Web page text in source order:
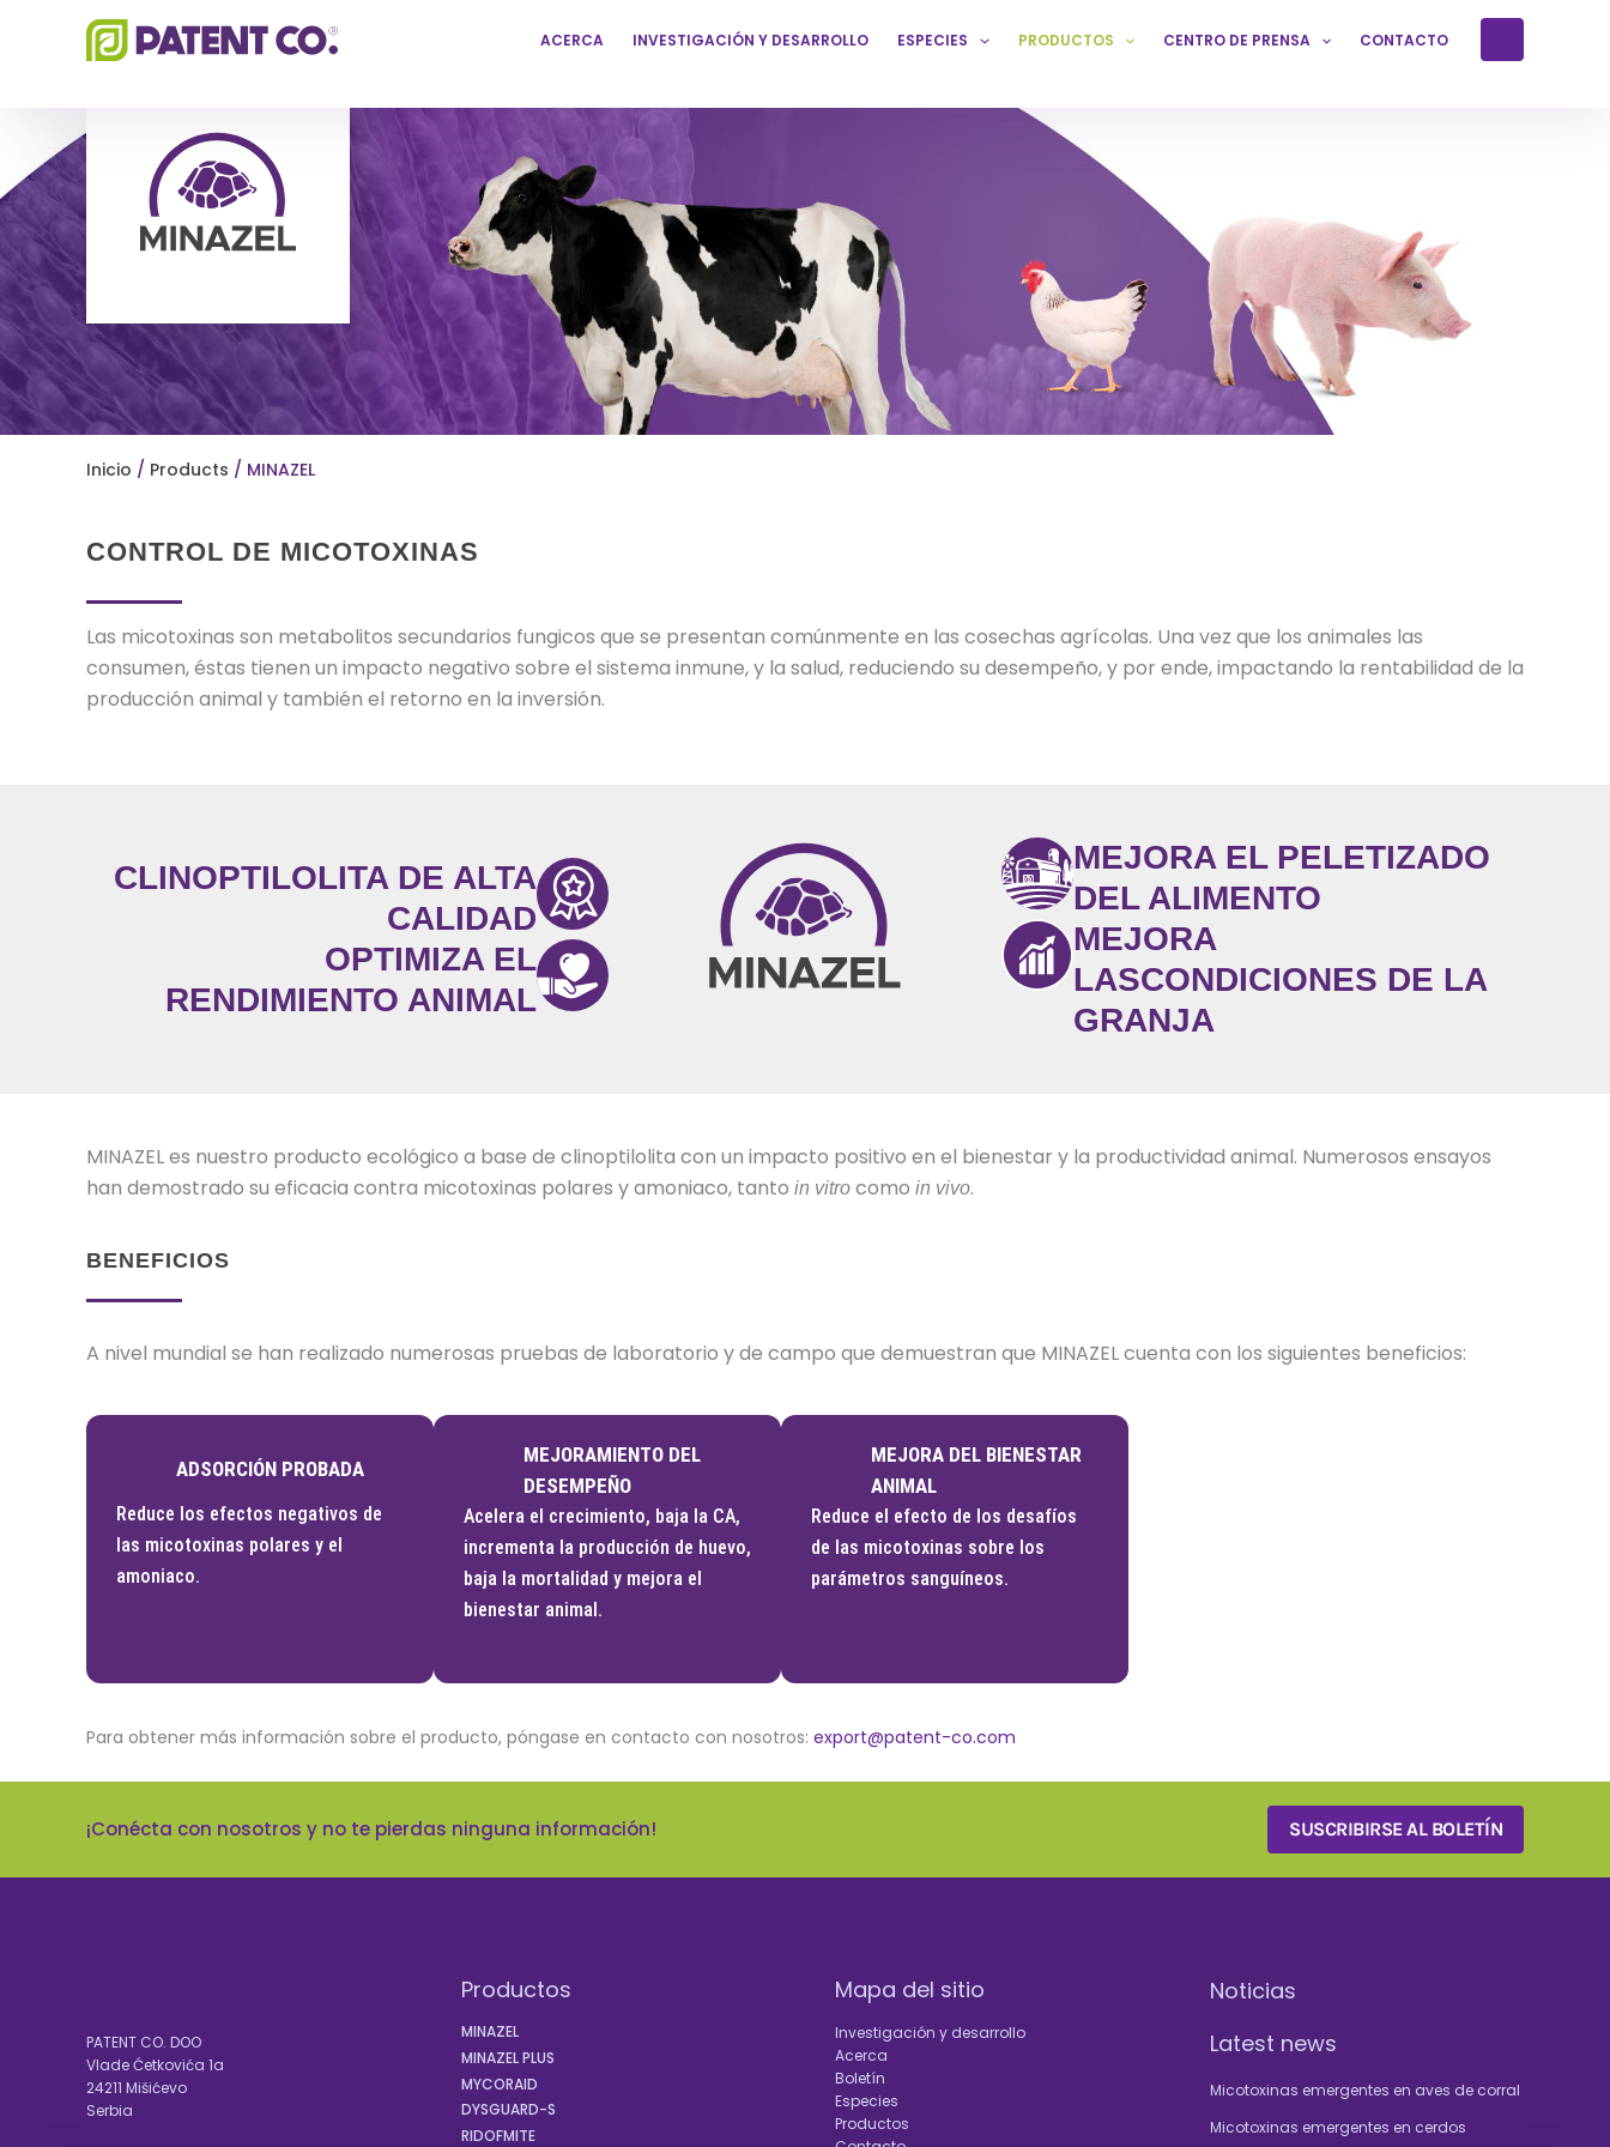
ACERCA INVESTIGACIÓN Y DESARROLLO ESPECIES PRODUCTOS CENTRO DE PRENSA CONTACTO
Inicio / Products / MINAZEL
CONTROL DE MICOTOXINAS
Las micotoxinas son metabolitos secundarios fungicos que se presentan comúnmente en las cosechas agrícolas. Una vez que los animales las
consumen, éstas tienen un impacto negativo sobre el sistema inmune, y la salud, reduciendo su desempeño, y por ende, impactando la rentabilidad de la
producción animal y también el retorno en la inversión.
CLINOPTILOLITA DE ALTA
CALIDAD
OPTIMIZA EL
RENDIMIENTO ANIMAL
MEJORA EL PELETIZADO
DEL ALIMENTO
MEJORA
LASCONDICIONES DE LA
GRANJA
MINAZEL es nuestro producto ecológico a base de clinoptilolita con un impacto positivo en el bienestar y la productividad animal. Numerosos ensayos
han demostrado su eficacia contra micotoxinas polares y amoniaco, tanto in vitro como in vivo.
BENEFICIOS
A nivel mundial se han realizado numerosas pruebas de laboratorio y de campo que demuestran que MINAZEL cuenta con los siguientes beneficios:
ADSORCIÓN PROBADA
Reduce los efectos negativos de
las micotoxinas polares y el
amoniaco.
MEJORAMIENTO DEL
DESEMPEÑO
Acelera el crecimiento, baja la CA,
incrementa la producción de huevo,
baja la mortalidad y mejora el
bienestar animal.
MEJORA DEL BIENESTAR
ANIMAL
Reduce el efecto de los desafíos
de las micotoxinas sobre los
parámetros sanguíneos.
Para obtener más información sobre el producto, póngase en contacto con nosotros: export@patent-co.com
¡Conécta con nosotros y no te pierdas ninguna información! SUSCRIBIRSE AL BOLETÍN
PATENT CO. DOO
Vlade Ćetkovića 1a
24211 Mišićevo
Serbia
Productos
MINAZEL
MINAZEL PLUS
MYCORAID
DYSGUARD-S
RIDOFMITE
Mapa del sitio
Investigación y desarrollo
Acerca
Boletín
Especies
Productos
Noticias
Latest news
Micotoxinas emergentes en aves de corral
Micotoxinas emergentes en cerdos